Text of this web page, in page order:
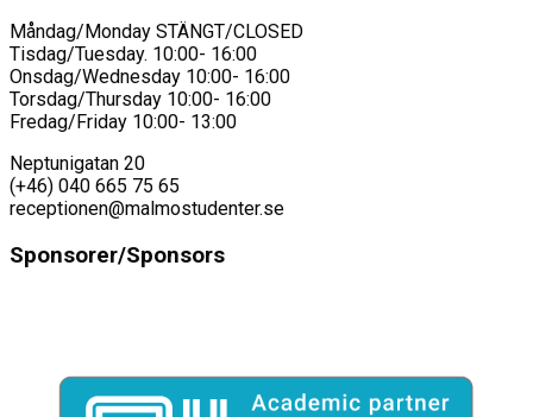
Måndag/Monday STÄNGT/CLOSED
Tisdag/Tuesday. 10:00- 16:00
Onsdag/Wednesday 10:00- 16:00
Torsdag/Thursday 10:00- 16:00
Fredag/Friday 10:00- 13:00
Neptunigatan 20
(+46) 040 665 75 65
receptionen@malmostudenter.se
Sponsorer/Sponsors